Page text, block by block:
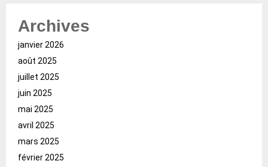
Archives
janvier 2026
août 2025
juillet 2025
juin 2025
mai 2025
avril 2025
mars 2025
février 2025